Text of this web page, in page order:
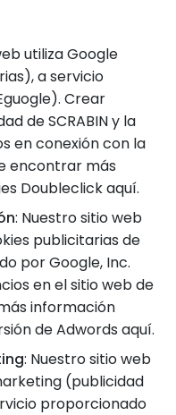
utiliza Google
a servicio
Crear
de SCRABIN y la
en conexión con la
encontrar más
Doubleclick aquí.
: Nuestro sitio web
publicitarias de
por Google, Inc.
en el sitio web de
información
de Adwords aquí.
: Nuestro sitio web
(publicidad
proporcionado